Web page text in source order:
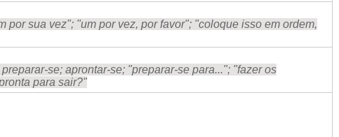
por sua vez"; "um por vez, por favor"; "coloque isso em ordem,
se; aprontar-se; "preparar-se para..."; "fazer os
para sair?"